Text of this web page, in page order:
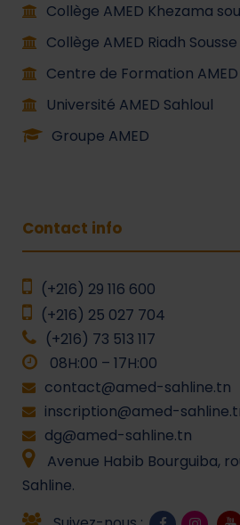
Collège AMED Khezama
Collège AMED Riadh Sousse
Centre de Formation AMED
Université AMED Sahloul
Groupe AMED
Contact info
(+216) 29 116 600
(+216) 25 027 704
(+216) 73 513 117
08H:00 – 17H:00
contact@amed-sahline.tn
inscription@amed-
dg@amed-sahline.tn
Avenue Habib Bourguiba,
Sahline.